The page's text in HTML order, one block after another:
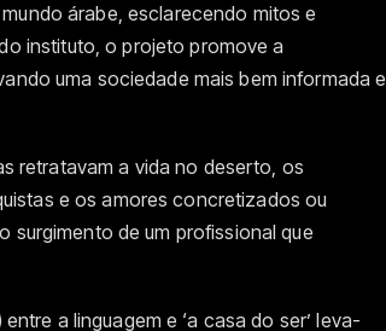
árabe, esclarecendo mitos e
instituto, o projeto promove a
uma sociedade mais bem informada e
retratavam a vida no deserto, os
e os amores concretizados ou
surgimento de um profissional que
a linguagem e ‘a casa do ser’ leva-